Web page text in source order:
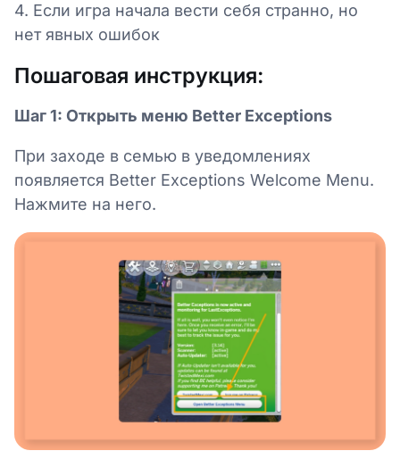
4. Если игра начала вести себя странно, но
нет явных ошибок
Пошаговая инструкция:
Шаг 1: Открыть меню Better Exceptions
При заходе в семью в уведомлениях
появляется Better Exceptions Welcome Menu.
Нажмите на него.